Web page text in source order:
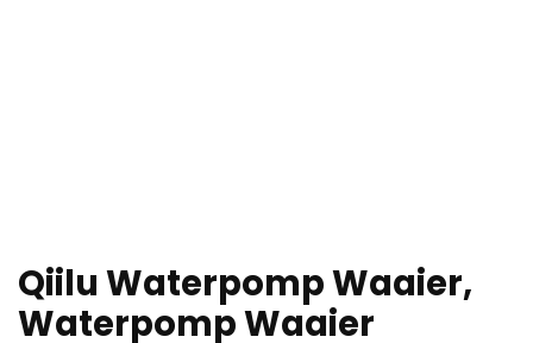
Qiilu Waterpomp Waaier,
Waterpomp Waaier